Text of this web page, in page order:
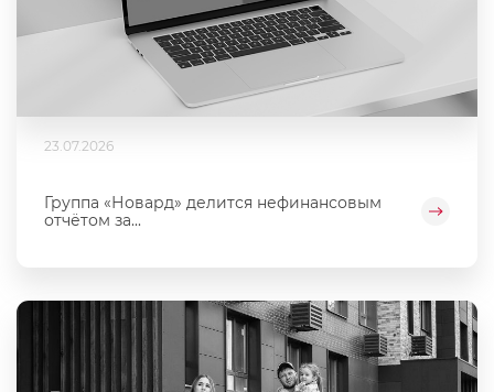
23.07.2026
Группа «Новард» делится нефинансовым
отчётом за...